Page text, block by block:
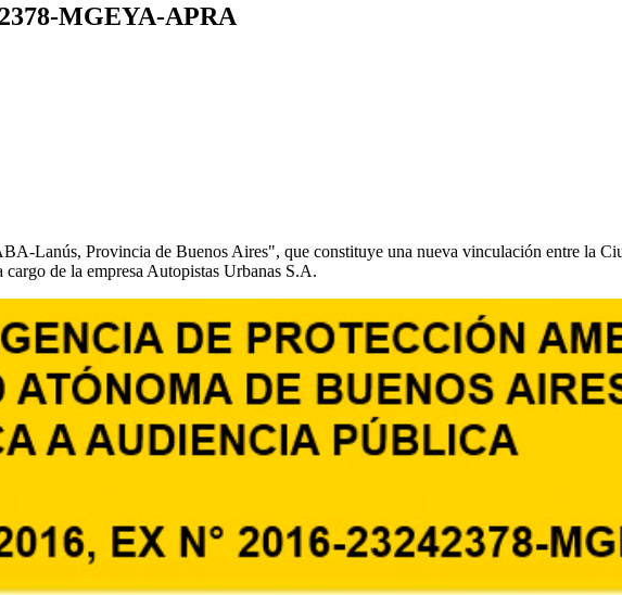
MGEYA-APRA
Lanús, Provincia de Buenos Aires", que constituye una nueva vinculación entre la
de la empresa Autopistas Urbanas S.A.